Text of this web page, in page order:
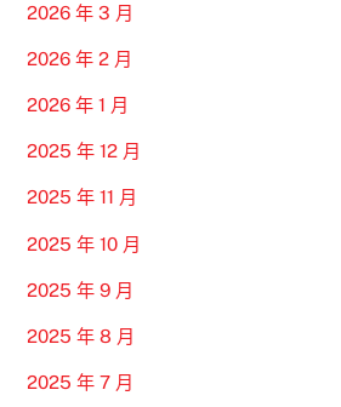
2026 年 3 月
2026 年 2 月
2026 年 1 月
2025 年 12 月
2025 年 11 月
2025 年 10 月
2025 年 9 月
2025 年 8 月
2025 年 7 月